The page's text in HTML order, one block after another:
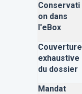
Conservati
on dans
l'eBox
Couverture
exhaustive
du dossier
Mandat